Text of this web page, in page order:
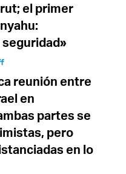
el primer
reunión entre
en
partes se
pero
en lo